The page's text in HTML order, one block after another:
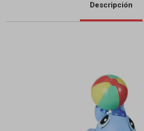
Descripción
.